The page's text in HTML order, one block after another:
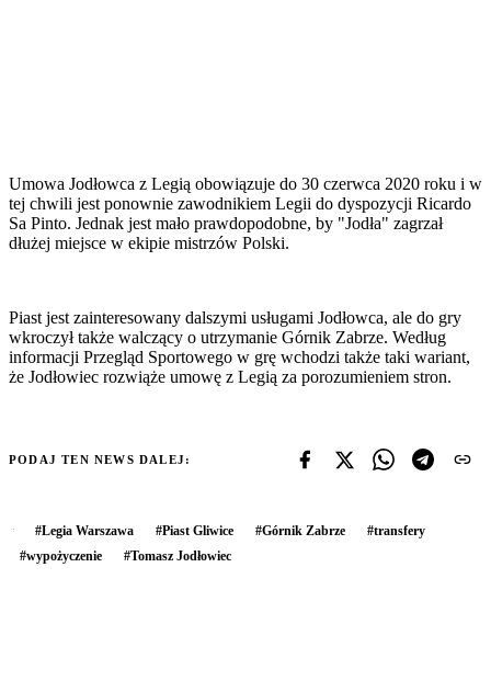
Umowa Jodłowca z Legią obowiązuje do 30 czerwca 2020 roku i w
tej chwili jest ponownie zawodnikiem Legii do dyspozycji Ricardo
Sa Pinto. Jednak jest mało prawdopodobne, by "Jodła" zagrzał
dłużej miejsce w ekipie mistrzów Polski.
Piast jest zainteresowany dalszymi usługami Jodłowca, ale do gry
wkroczył także walczący o utrzymanie Górnik Zabrze. Według
informacji Przegląd Sportowego w grę wchodzi także taki wariant,
że Jodłowiec rozwiąże umowę z Legią za porozumieniem stron.
PODAJ TEN NEWS DALEJ:
#Legia Warszawa #Piast Gliwice #Górnik Zabrze #transfery
#wypożyczenie #Tomasz Jodłowiec